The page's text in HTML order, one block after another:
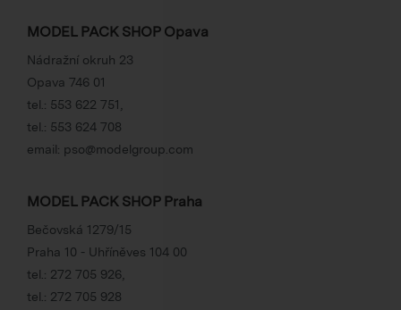
MODEL PACK SHOP Opava
Nádražní okruh 23
Opava 746 01
tel.: 553 622 751
tel.: 553 624 708
email: pso@modelgroup.com
MODEL PACK SHOP Praha
Bečovská 1279/15
Praha 10 - Uhříněves 104 00
tel.: 272 705 926
tel.: 272 705 928